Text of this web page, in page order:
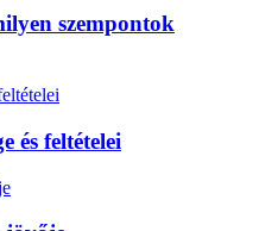
szempontok
és feltételei